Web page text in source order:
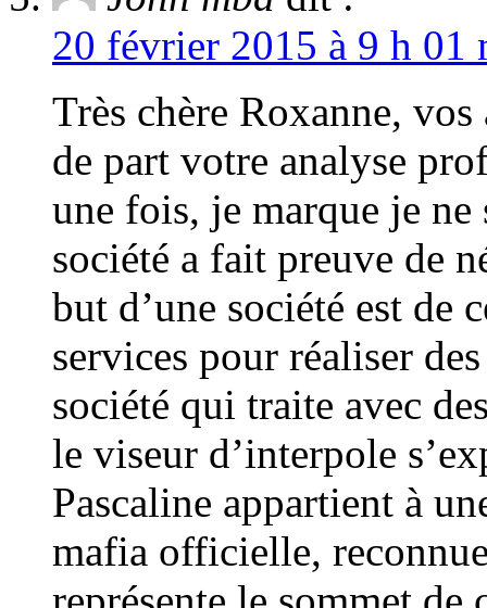
20 février 2015 à 9 h 01
Très chère Roxanne,
de part votre analyse
une fois, je marque je ne
société a fait preuve de
but d’une société est de
services pour réaliser
société qui traite avec
le viseur d’interpole
Pascaline appartient à
mafia officielle,